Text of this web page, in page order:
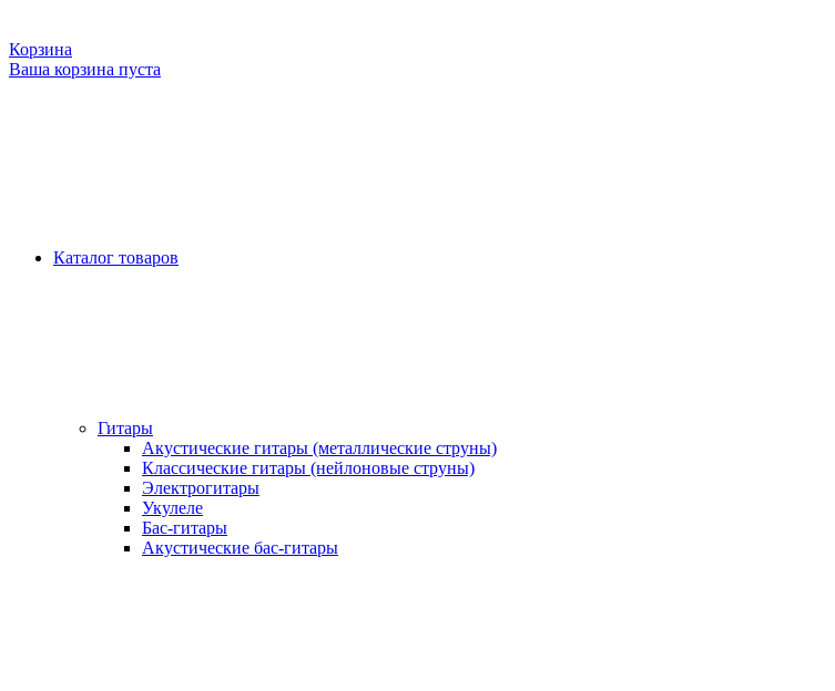
Корзина
Ваша корзина пуста
Каталог товаров
Гитары
Акустические гитары (металлические струны)
Классические гитары (нейлоновые струны)
Электрогитары
Укулеле
Бас-гитары
Акустические бас-гитары